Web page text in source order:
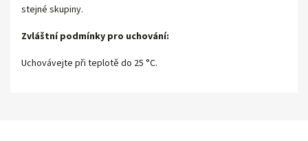
stejné skupiny.
Zvláštní podmínky pro uchování:
Uchovávejte při teplotě do 25 °C.